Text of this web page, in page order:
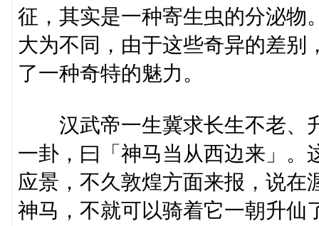
征，其实是一种寄生虫的分泌物
大为不同，由于这些奇异的差别
了一种奇特的魅力。
汉武帝一生冀求长生不老、
一卦，曰「神马当从西边来」。
应景，不久敦煌方面来报，说在
神马，不就可以骑着它一朝升仙